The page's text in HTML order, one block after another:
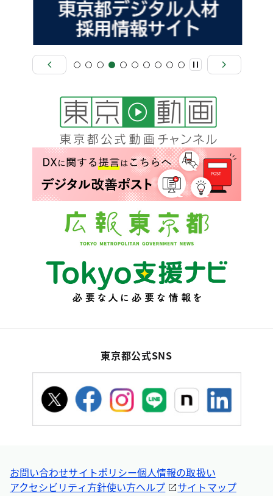
東京都公式SNS
お問い合わせサイトポリシー個人情報の取扱い
アクセシビリティ方針使い方ヘルプ サイトマップ